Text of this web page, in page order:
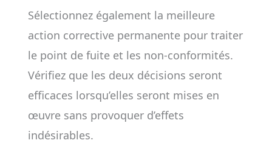
Sélectionnez également la meilleure
action corrective permanente pour traiter
le point de fuite et les non-conformités.
Vérifiez que les deux décisions seront
efficaces lorsqu’elles seront mises en
œuvre sans provoquer d’effets
indésirables.